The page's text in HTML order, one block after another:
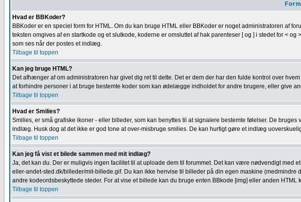
Hvad er BBKoder?
BBKoder er en speciel form for HTML. Om du kan bruge HTML eller BBKoder er noget administratoren af
teksten omgives af en startkode og et slutkode, koderne er omsluttet af hak parenteser [ og ] i stedet for <
som ses når der postes et indlæg.
Tilbage til toppen
Kan jeg bruge HTML?
Det afhænger af om administratoren har givet dig ret til dette. Det er dem der har den fulde kontrol over
at forhindre personer i at bruge bestemte koder som kan ødelægge indholdet for andre brugere, eller give
Tilbage til toppen
Hvad er Smilies?
Smilies, er små grafiske ikoner - eller billeder, som kan benyttes til at signalere bestemte følelser. De bruges
indlæg. Husk dog at det ikke er god tone at over-misbruge smilies. De kan hurtigt gøre et indlæg
Tilbage til toppen
Kan jeg få vist et bilede sammen med mit indlæg?
Ja, det kan du. Der er muligvis ingen facilitet til at uploade dem til forummet. Det kan være nødvendigt med
eller-andet-sted.dk/billeder/mit-billede.gif. Du kan ikke henvise til billeder på din egen maskine
andre kodeordsbeskyttede steder. For at vise et billede kan du bruge enten BBkode [img] eller anden
Tilbage til toppen